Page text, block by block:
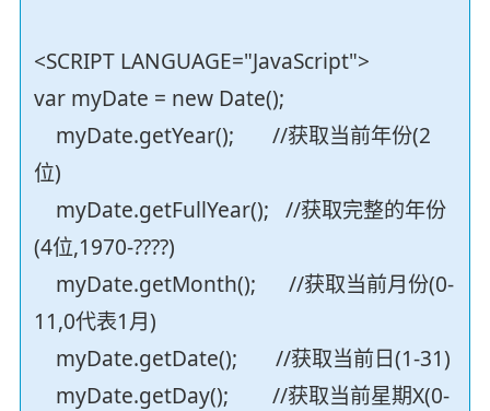
<SCRIPT LANGUAGE="JavaScript">
var myDate = new Date();
myDate.getYear(); //获取当前年份(2
位)
myDate.getFullYear(); //获取完整的年份
(4位,1970-????)
myDate.getMonth(); //获取当前月份(0-
11,0代表1月)
myDate.getDate(); //获取当前日(1-31)
myDate.getDay(); //获取当前星期X(0-